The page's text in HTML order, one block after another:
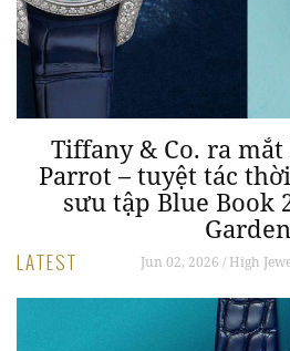
Tiffany & Co. ra
Parrot – tuyệt tác
sưu tập Blue Book
Garden
Jun 02, 2026 / High
LATEST